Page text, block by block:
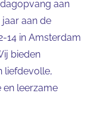
aan
aan de
14 in Amsterdam
bieden
liefdevolle,
leerzame